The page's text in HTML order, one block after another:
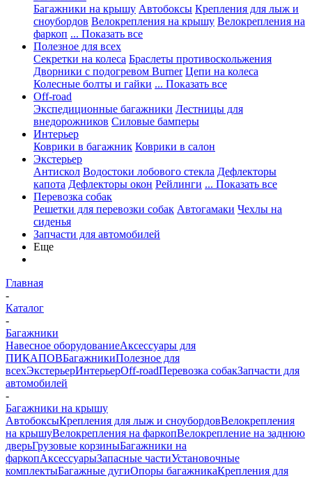
Багажники на крышу Автобоксы Крепления для лыж и
сноубордов Велокрепления на крышу Велокрепления на
фаркоп ... Показать все
Полезное для всех
Секретки на колеса Браслеты противоскольжения
Дворники с подогревом Burner Цепи на колеса
Колесные болты и гайки ... Показать все
Off-road
Экспедиционные багажники Лестницы для
внедорожников Силовые бамперы
Интерьер
Коврики в багажник Коврики в салон
Экстерьер
Антискол Водостоки лобового стекла Дефлекторы
капота Дефлекторы окон Рейлинги ... Показать все
Перевозка собак
Решетки для перевозки собак Автогамаки Чехлы на
сиденья
Запчасти для автомобилей
Еще
Главная
-
Каталог
-
Багажники
Навесное оборудованиеАксессуары для
ПИКАПОВБагажникиПолезное для
всехЭкстерьерИнтерьерOff-roadПеревозка собакЗапчасти для
автомобилей
-
Багажники на крышу
АвтобоксыКрепления для лыж и сноубордовВелокрепления
на крышуВелокрепления на фаркопВелокрепление на заднюю
дверьГрузовые корзиныБагажники на
фаркопАксессуарыЗапасные частиУстановочные
комплектыБагажные дугиОпоры багажникаКрепления для